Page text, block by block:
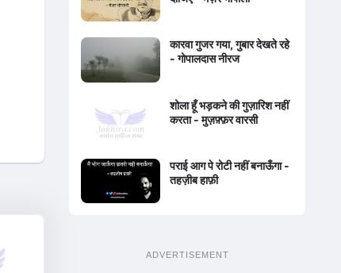
कारवा गुजर गया, गुबार देखते रहे
- गोपालदास नीरज
शोला हूँ भड़कने की गुज़ारिश नहीं
करता - मुज़फ़्फ़र वारसी
पराई आग पे रोटी नहीं बनाऊँगा -
तहज़ीब हाफ़ी
ADVERTISEMENT